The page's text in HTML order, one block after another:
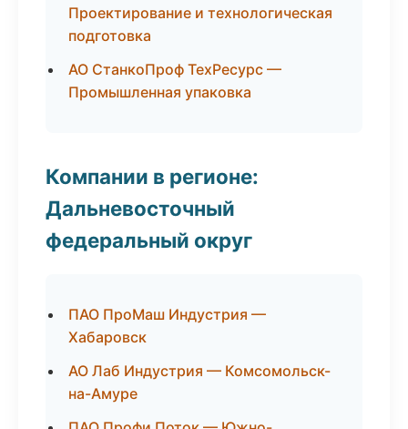
Проектирование и технологическая
подготовка
АО СтанкоПроф ТехРесурс —
Промышленная упаковка
Компании в регионе:
Дальневосточный
федеральный округ
ПАО ПроМаш Индустрия —
Хабаровск
АО Лаб Индустрия — Комсомольск-
на-Амуре